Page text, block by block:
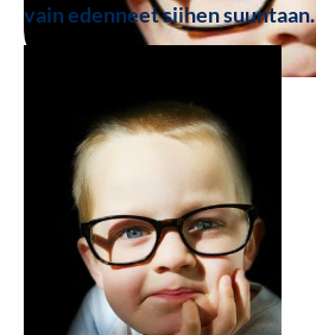
vain edenneet siihen suuntaan.